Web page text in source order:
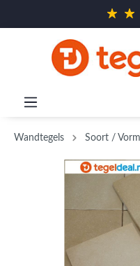
Wandtegels Soort / Vorm